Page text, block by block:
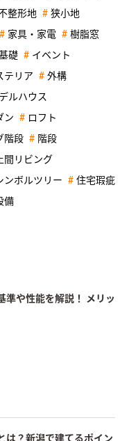
整形地 狭小地
家具・家電 樹脂窓
礎 イベント
テリア 外構
ルハウス
ン ロフト
階段 階段
間リビング
ンボルツリー 住宅瑕疵
備
準や性能を解説！ メリッ